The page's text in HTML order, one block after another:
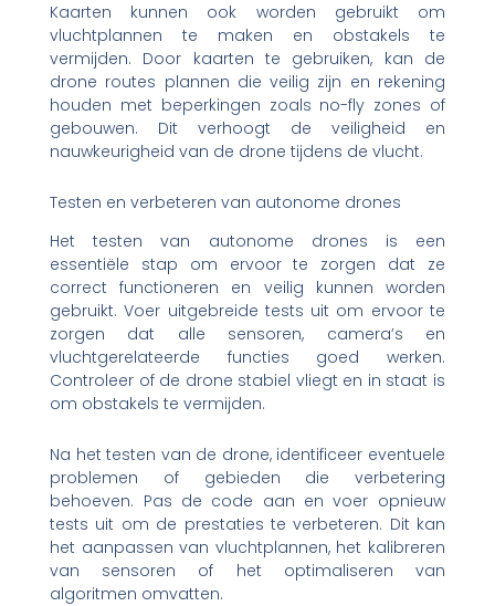
Kaarten kunnen ook worden gebruikt om
vluchtplannen te maken en obstakels te
vermijden. Door kaarten te gebruiken, kan de
drone routes plannen die veilig zijn en rekening
houden met beperkingen zoals no-fly zones of
gebouwen. Dit verhoogt de veiligheid en
nauwkeurigheid van de drone tijdens de vlucht.
Testen en verbeteren van autonome drones
Het testen van autonome drones is een
essentiële stap om ervoor te zorgen dat ze
correct functioneren en veilig kunnen worden
gebruikt. Voer uitgebreide tests uit om ervoor te
zorgen dat alle sensoren, camera’s en
vluchtgerelateerde functies goed werken.
Controleer of de drone stabiel vliegt en in staat is
om obstakels te vermijden.
Na het testen van de drone, identificeer eventuele
problemen of gebieden die verbetering
behoeven. Pas de code aan en voer opnieuw
tests uit om de prestaties te verbeteren. Dit kan
het aanpassen van vluchtplannen, het kalibreren
van sensoren of het optimaliseren van
algoritmen omvatten.